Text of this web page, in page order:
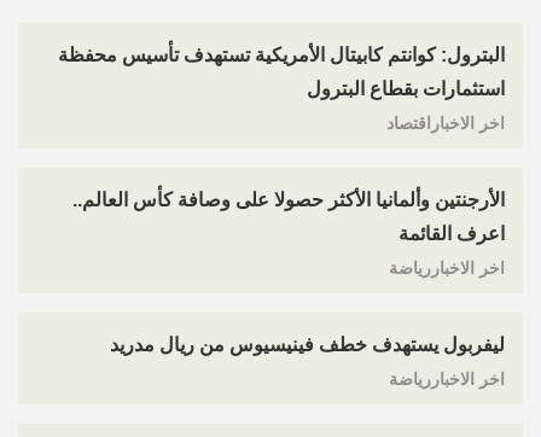
البترول: كوانتم كابيتال الأمريكية تستهدف تأسيس محفظة
استثمارات بقطاع البترول
اخر الاخباراقتصاد
الأرجنتين وألمانيا الأكثر حصولا على وصافة كأس العالم..
اعرف القائمة
اخر الاخباررياضة
ليفربول يستهدف خطف فينيسيوس من ريال مدريد
اخر الاخباررياضة